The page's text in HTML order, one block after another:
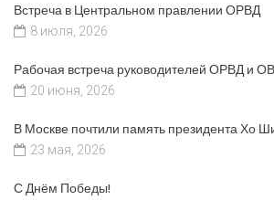
Встреча в Центральном правлении ОРВД
8 июля, 2026
Рабочая встреча руководителей ОРВД и
20 июня, 2026
В Москве почтили память президента Хо
23 мая, 2026
С Днём Победы!